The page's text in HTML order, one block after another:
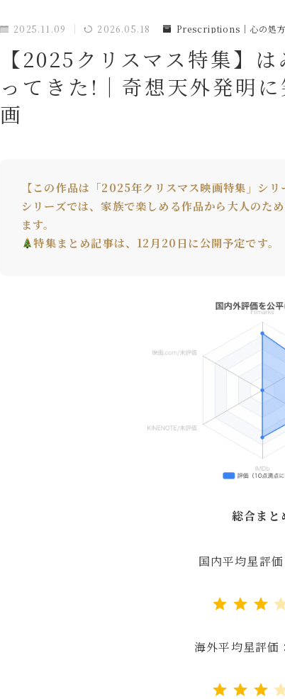
2025.11.09 2026.05.18 Prescriptions｜心の処
【2025クリスマス特集】
ってきた!｜奇想天外発明
画
【この作品は「2025年クリスマス映画特集」シリ
シリーズでは、家族で楽しめる作品から大人のた
ます。
特集まとめ記事は、12月20日に公開予定です。
総合まと
国内平均星評
海外平均星評